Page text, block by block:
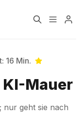
16 Min.
KI-Mauer
nur geht sie nach